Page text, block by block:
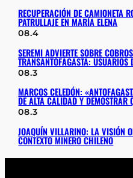
RECUPERACIÓN DE CAMIONETA
PATRULLAJE EN MARÍA ELENA
08.4
SEREMI ADVIERTE SOBRE
TRANSANTOFAGASTA:
08.3
MARCOS CELEDÓN:
DE ALTA CALIDAD Y
08.3
JOAQUÍN VILLARINO: LA VISIÓN
CONTEXTO MINERO CHILENO